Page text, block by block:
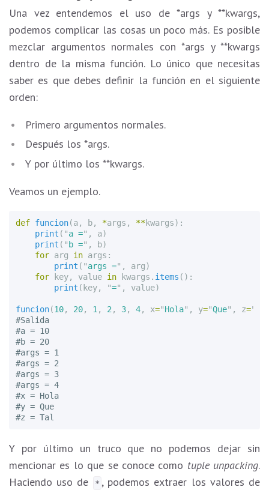
Una vez entendemos el uso de *args y **kwargs,
podemos complicar las cosas un poco más. Es posible
mezclar argumentos normales con *args y **kwargs
dentro de la misma función. Lo único que necesitas
saber es que debes definir la función en el siguiente
orden:
Primero argumentos normales.
Después los *args.
Y por último los **kwargs.
Veamos un ejemplo.
def funcion(a , b, *args , **kwargs):
print ( "a =" , a)
print ( " b =" , b)
for arg in args :
print ( "args =" , arg)
for
key, value in kwargs . items ():
print ( key, "=" , value)
funcion(10, 20, 1 , 2 , 3, 4, x="Hola" , y="Que" , z="
#Salida
#a = 10
#b = 20
#args = 1
#args = 2
#args = 3
#args = 4
#x = Hola
#y = Que
Y por último un truco que no podemos dejar sin
mencionar es lo que se conoce como tuple unpacking.
Haciendo uso de
* , podemos extraer los valores de